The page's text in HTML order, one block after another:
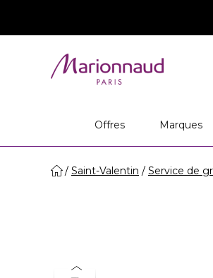
Offres Marques
Saint-Valentin Service de